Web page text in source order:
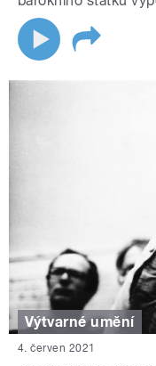
Výtvarné umění
4. červen 2021